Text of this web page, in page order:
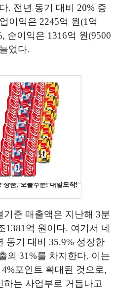
. 전년 동기 대비 20% 증
이익은 2245억 원(1억
순이익은 1316억 원(9500
었다.
준 매출액은 지난해 3분
1381억 원이다. 여기서 네
동기 대비 35.9% 성장한
의 31%를 차지한다. 이는
포인트 확대된 것으로,
는 사업부로 거듭나고